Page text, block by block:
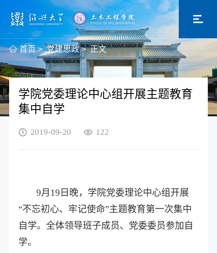
首页 > 党建思政 > 正文
学院党委理论中心组开展主题教育
集中自学
2019-09-20 122
9月19日晚，学院党委理论中心组开展
“不忘初心、牢记使命”主题教育第一次集中
自学。全体领导班子成员、党委委员参加自
学。